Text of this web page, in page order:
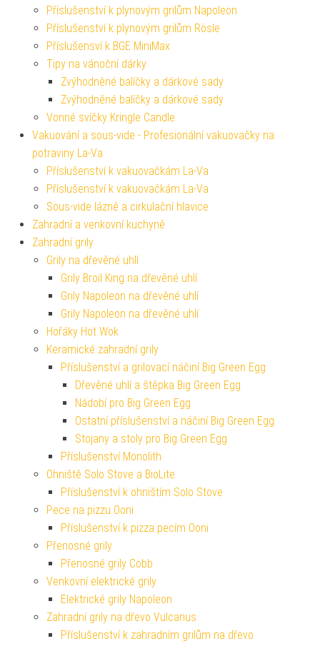
Příslušenství k plynovým grilům Napoleon
Příslušenství k plynovým grilům Rösle
Příslušensví k BGE MiniMax
Tipy na vánoční dárky
Zvýhodněné balíčky a dárkové sady
Zvýhodněné balíčky a dárkové sady
Vonné svíčky Kringle Candle
Vakuování a sous-vide - Profesionální vakuovačky na
potraviny La-Va
Příslušenství k vakuovačkám La-Va
Příslušenství k vakuovačkám La-Va
Sous-vide lázně a cirkulační hlavice
Zahradní a venkovní kuchyně
Zahradní grily
Grily na dřevěné uhlí
Grily Broil King na dřevěné uhlí
Grily Napoleon na dřevěné uhlí
Grily Napoleon na dřevěné uhlí
Hořáky Hot Wok
Keramické zahradní grily
Příslušenství a grilovací náčiní Big Green Egg
Dřevěné uhlí a štěpka Big Green Egg
Nádobí pro Big Green Egg
Ostatní příslušenství a náčiní Big Green Egg
Stojany a stoly pro Big Green Egg
Příslušenství Monolith
Ohniště Solo Stove a BioLite
Příslušenství k ohništím Solo Stove
Pece na pizzu Ooni
Příslušenství k pizza pecím Ooni
Přenosné grily
Přenosné grily Cobb
Venkovní elektrické grily
Elektrické grily Napoleon
Zahradní grily na dřevo Vulcanus
Příslušenství k zahradním grilům na dřevo